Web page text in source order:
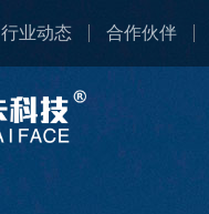
行业动态 合作伙伴